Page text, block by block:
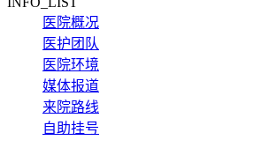
医院概况
医护团队
医院环境
媒体报道
来院路线
自助挂号